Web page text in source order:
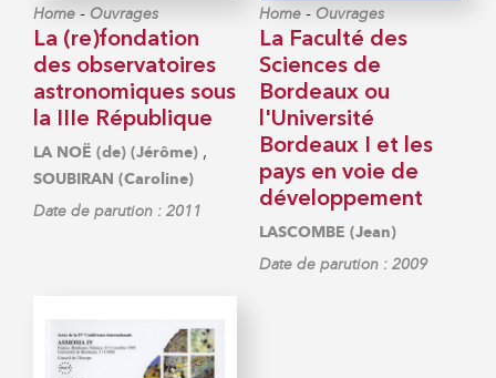
Home - Ouvrages
La (re)fondation
des observatoires
astronomiques sous
la IIIe République
LA NOË (de) (Jérôme) ,
SOUBIRAN (Caroline)
Date de parution : 2011
Home - Ouvrages
La Faculté des
Sciences de
Bordeaux ou
l'Université
Bordeaux I et les
pays en voie de
développement
LASCOMBE (Jean)
Date de parution : 2009